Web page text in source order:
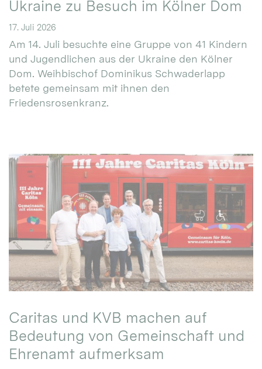
Ukraine zu Besuch im Kölner Dom
17. Juli 2026
Am 14. Juli besuchte eine Gruppe von 41 Kindern
und Jugendlichen aus der Ukraine den Kölner
Dom. Weihbischof Dominikus Schwaderlapp
betete gemeinsam mit ihnen den
Friedensrosenkranz.
Caritas und KVB machen auf
Bedeutung von Gemeinschaft und
Ehrenamt aufmerksam